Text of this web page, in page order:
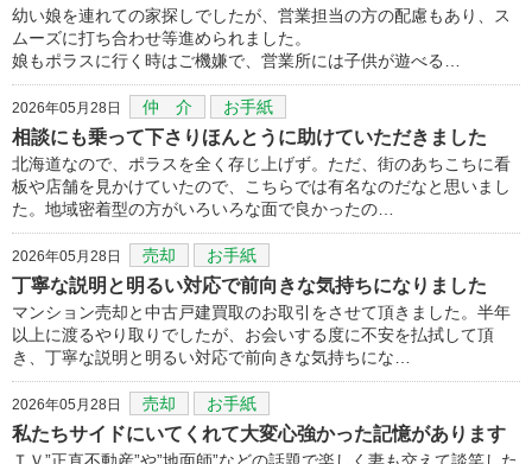
幼い娘を連れての家探しでしたが、営業担当の方の配慮もあり、ス
ムーズに打ち合わせ等進められました。
娘もポラスに行く時はご機嫌で、営業所には子供が遊べる…
2026年05月28日 仲 介 お手紙
相談にも乗って下さりほんとうに助けていただきました
北海道なので、ポラスを全く存じ上げず。ただ、街のあちこちに看
板や店舗を見かけていたので、こちらでは有名なのだなと思いまし
た。地域密着型の方がいろいろな面で良かったの…
2026年05月28日 売却 お手紙
丁寧な説明と明るい対応で前向きな気持ちになりました
マンション売却と中古戸建買取のお取引をさせて頂きました。半年
以上に渡るやり取りでしたが、お会いする度に不安を払拭して頂
き、丁寧な説明と明るい対応で前向きな気持ちにな…
2026年05月28日 売却 お手紙
私たちサイドにいてくれて大変心強かった記憶があります
ＴＶ”正直不動産”や”地面師”などの話題で楽しく妻も交えて談笑した